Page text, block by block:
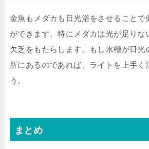
金魚もメダカも日光浴をさせることで
ができます。特にメダカは光が足りな
欠乏をもたらします。もし水槽が日光
所にあるのであれば、ライトを上手く
う。
まとめ